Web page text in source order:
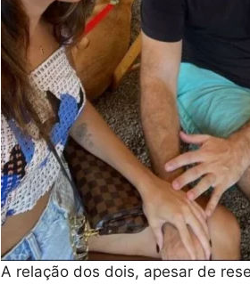
A relação dos dois, apesar de